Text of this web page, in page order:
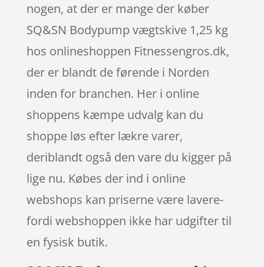
nogen, at der er mange der køber
SQ&SN Bodypump vægtskive 1,25 kg
hos onlineshoppen Fitnessengros.dk,
der er blandt de førende i Norden
inden for branchen. Her i online
shoppens kæmpe udvalg kan du
shoppe løs efter lækre varer,
deriblandt også den vare du kigger på
lige nu. Købes der ind i online
webshops kan priserne være lavere-
fordi webshoppen ikke har udgifter til
en fysisk butik.